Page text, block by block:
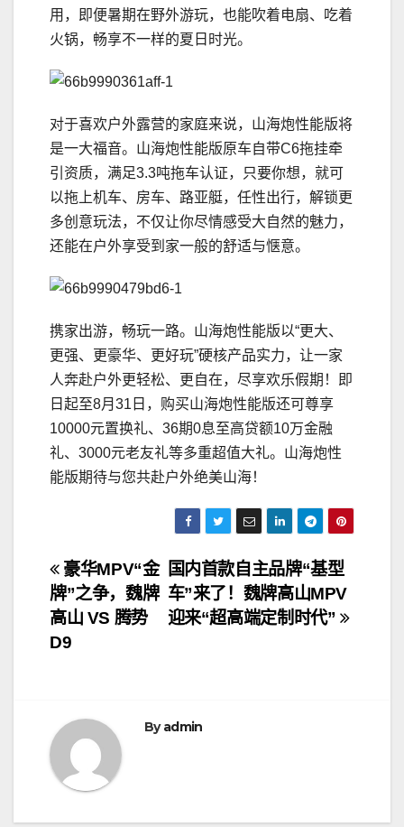
用，即便暑期在野外游玩，也能吹着电扇、吃着
火锅，畅享不一样的夏日时光。
对于喜欢户外露营的家庭来说，山海炮性能版将
是一大福音。山海炮性能版原车自带C6拖挂牵
引资质，满足3.3吨拖车认证，只要你想，就可
以拖上机车、房车、路亚艇，任性出行，解锁更
多创意玩法，不仅让你尽情感受大自然的魅力，
还能在户外享受到家一般的舒适与惬意。
携家出游，畅玩一路。山海炮性能版以“更大、
更强、更豪华、更好玩”硬核产品实力，让一家
人奔赴户外更轻松、更自在，尽享欢乐假期！即
日起至8月31日，购买山海炮性能版还可尊享
10000元置换礼、36期0息至高贷额10万金融
礼、3000元老友礼等多重超值大礼。山海炮性
能版期待与您共赴户外绝美山海！
文
章
导
国内首款自主品牌“基型
车”来了！魏牌高山MPV
迎来“超高端定制时代”
豪华MPV“金
牌”之争，魏牌
高山 VS 腾势
D9
Byadmin